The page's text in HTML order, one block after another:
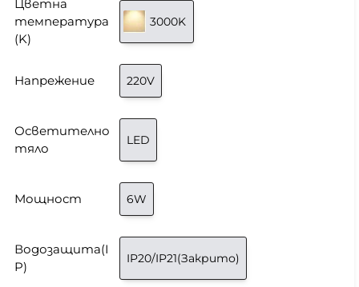
Цветна
температура
(K)
3000K
Напрежение 220V
Осветително
тяло
LED
Мощност 6W
Водозащита(I
P)
IP20/IP21(Закрито)